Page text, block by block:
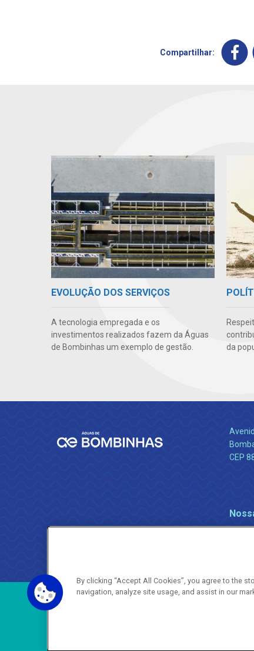
Compartilhar:
EVOLUÇÃO DOS SERVIÇOS
A tecnologia empregada e os
investimentos realizados fazem da Águas
de Bombinhas um exemplo de gestão.
da
CEP
By clicking “Accept All Cookies”, you agree to the
navigation, analyze site usage, and assist in our